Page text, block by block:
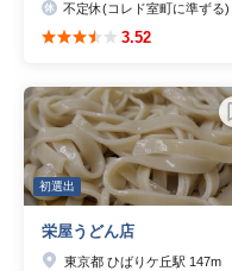
不定休(コレド室町に準ずる)
3.52
初選出
栄屋うどん店
東京都 ひばりケ丘駅 147m